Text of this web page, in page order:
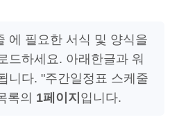
에 필요한 서식 및 양식을
드하세요. 아래한글과 워
니다. "주간일정표 스케줄
록의 1페이지 입니다.